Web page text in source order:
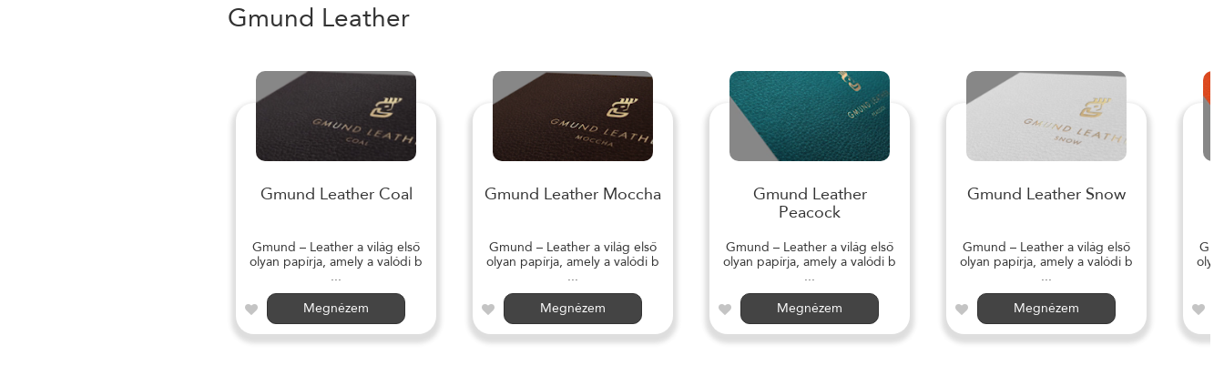
Gmund Leather
Gmund Leather Coal
Gmund – Leather a világ első
olyan papírja, amely a valódi b
...
Megnézem
Gmund Leather Moccha
Gmund – Leather a világ első
olyan papírja, amely a valódi b
...
Megnézem
Gmund Leather
Peacock
Gmund – Leather a világ első
olyan papírja, amely a valódi b
...
Megnézem
Gmund Leather Snow
Gmund – Leather a világ első
olyan papírja, amely a valódi b
...
Megnézem